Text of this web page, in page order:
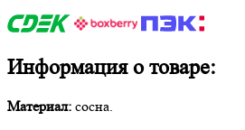
Информация о товаре:
Материал: сосна.